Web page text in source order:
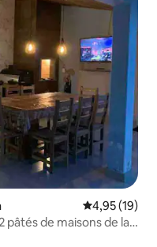
Évaluation
4,95 (19)
pâtés de maisons de la